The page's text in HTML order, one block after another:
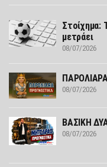
Στοίχημα:
μετράει
08/07/2026
08/07/2026
ΒΑΣΙΚΗ
08/07/2026